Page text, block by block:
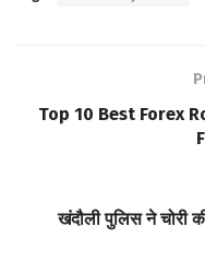
b
k
tt at
p
Top 10 Best Forex
खंदौली पुलिस ने चोरी